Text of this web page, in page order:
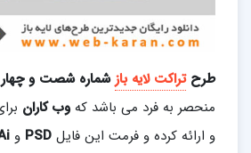
طرحتراکت لایه بازشماره شصت و چهار
منحصر به فرد می باشد که وب کاران
و ارائه کرده و فرمت این فایل PSD و